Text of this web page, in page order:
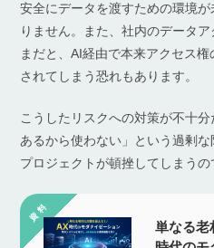
安全にデータを渡すための環境
りません。また、社内のデータ
まだと、AI経由で本来アクセス
されてしまう恐れもあります。
こうしたリスクへの対策が不十
あるから使わない」という過剰
プロジェクトが頓挫してしまうの
単なる老